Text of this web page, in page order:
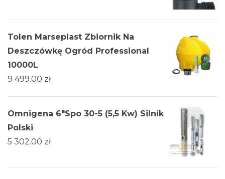
Tolen Marseplast Zbiornik Na
Deszczówkę Ogród Professional
10000L
9 499.00 zł
Omnigena 6"Spo 30-5 (5,5 Kw) Silnik
Polski
5 302.00 zł